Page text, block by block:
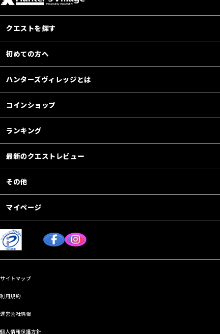
クエストを探す
初めての方へ
ハンターズヴィレッジとは
コインショップ
ランキング
最新のクエストレビュー
その他
マイページ
サイトマップ
利用規約
運営会社情報
個人情報保護方針